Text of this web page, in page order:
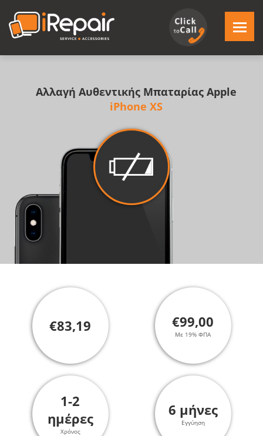
Αλλαγή Αυθεντικής Μπαταρίας Apple
iPhone XS
€83,19 €99,00
Με 19% ΦΠΑ
1-2
ημέρες
Χρόνος
6 μήνες
Εγγύηση